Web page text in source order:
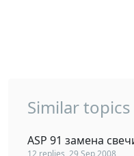
Similar topics
ASP 91 замена